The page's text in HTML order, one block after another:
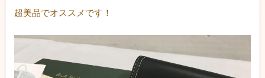
超美品でオススメです！